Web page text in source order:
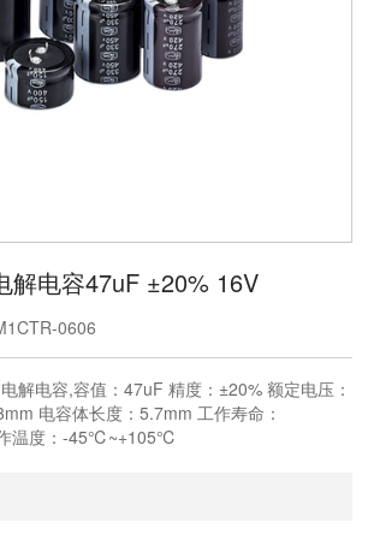
解电容47uF ±20% 16V
0606
解电容,容值：47uF 精度：±20% 额定电压：
电容体长度：5.7mm 工作寿命：
温度：-45℃~+105℃